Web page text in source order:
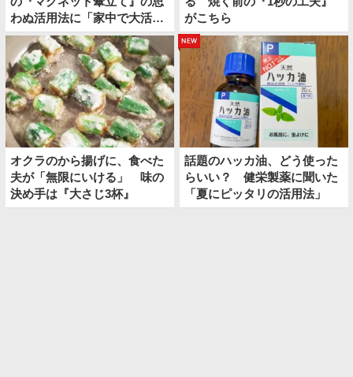
わぬ活用法に「家中で大活
躍！」
がこちら
オクラのから揚げに、食べた
夫が「無限にいける」 味の
決め手は『大さじ3杯』
new
話題のハッカ油、どう使った
らいい？ 健栄製薬に聞いた
「夏にピッタリの活用法」